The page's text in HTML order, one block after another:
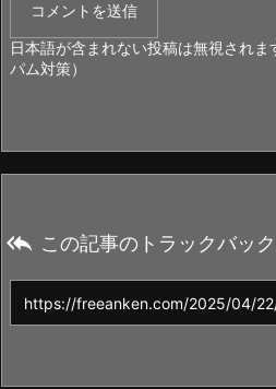
日本語が含まれない投稿は無視され
パム対策）
 この記事のトラックバッ